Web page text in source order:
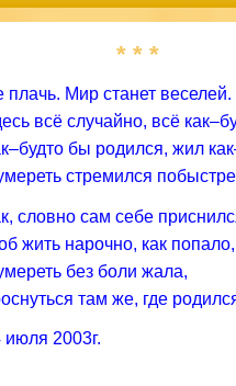
* * *
плачь. Мир станет веселей.
всё случайно, всё
бы родился, жил
стремился
словно сам себе
жить нарочно, как попало,
без боли жала,
там же, где
июля 2003г.